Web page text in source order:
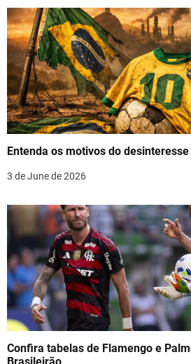
a
v
i
g
a
t
n
Entenda os motivos do
3 de June de 2026
Confira tabelas de Flamengo e